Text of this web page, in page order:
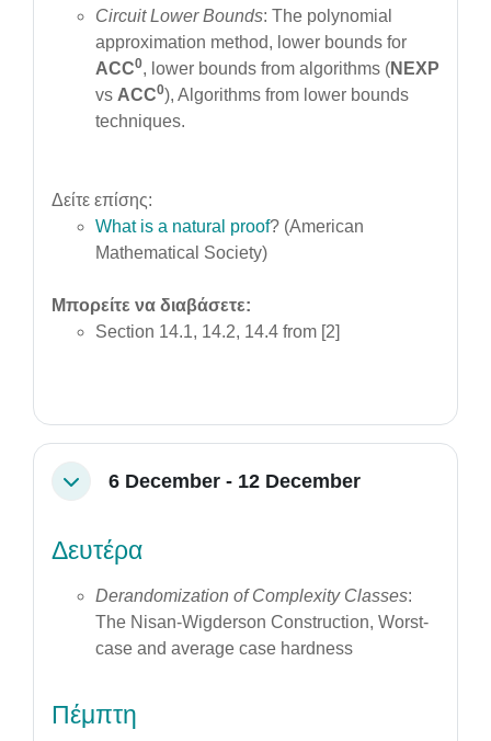
Circuit Lower Bounds: The polynomial
approximation method, lower bounds for
ACC0, lower bounds from algorithms (NEXP
vs ACC0), Algorithms from lower bounds
techniques.
Δείτε επίσης:
What is a natural proof? (American
Mathematical Society)
Μπορείτε να διαβάσετε:
Section 14.1, 14.2, 14.4 from [2]
Collapse6 December - 12 December
Δευτέρα
Derandomization of Complexity Classes:
The Nisan-Wigderson Construction, Worst-
case and average case hardness
Πέμπτη